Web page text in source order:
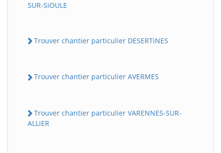
SUR-SiOULE
Trouver chantier particulier DESERTiNES
Trouver chantier particulier AVERMES
Trouver chantier particulier VARENNES-SUR-
ALLiER